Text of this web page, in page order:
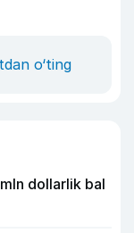
o‘ting
dollarlik bal